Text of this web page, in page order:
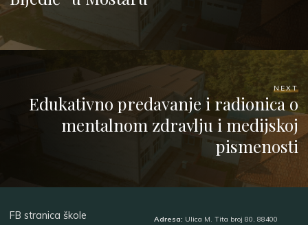
NEXT
Edukativno predavanje i radionica o
mentalnom zdravlju i medijskoj
pismenosti
FB stranica škole Adresa: Ulica M. Tita broj 80, 88400